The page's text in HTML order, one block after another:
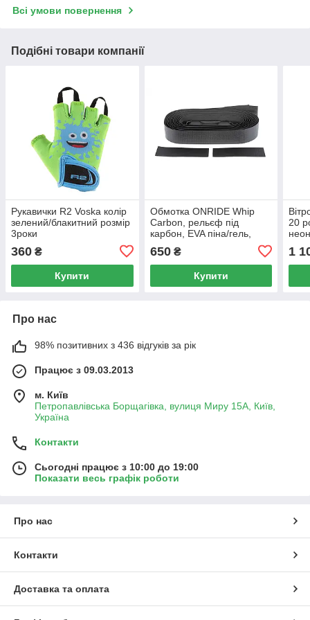
Всі умови повернення
Подібні товари компанії
Рукавички R2 Voska колір
зелений/блакитний розмір
3роки
360 ₴
Купити
Обмотка ONRIDE Whip
Carbon, рельєф під
карбон, EVA піна/гель,
650₴
Купити
20
S)
1
Про нас
98% позитивних з 436 відгуків за рік
Працює з 09.03.2013
м. Київ
Петропавлівська Борщагівка, вулиця Миру 15А, Київ,
Україна
Контакти
Сьогодні працює з 10:00 до 19:00
Показати весь графік роботи
Про нас
Контакти
Доставка та оплата